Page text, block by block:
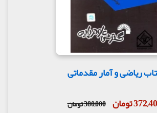
ریاضی و آمار مقدماتی
تومان 380,000 تومان